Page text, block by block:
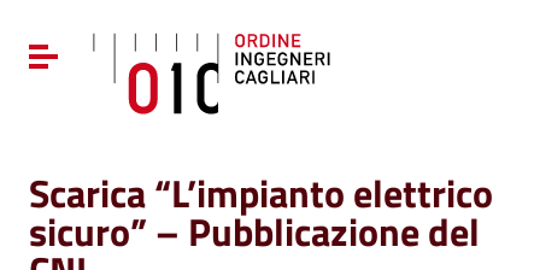
Vai al menu di navigazione
Vai al footer
Attiva / disattiva la navigazione
Scarica “L’impianto elettrico
sicuro” – Pubblicazione del